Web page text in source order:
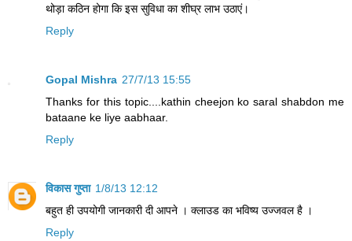
थोड़ा कठिन होगा कि इस सुविधा का शीघ्र लाभ उठाएं।
Reply
Gopal Mishra 27/7/13 15:55
Thanks for this topic....kathin cheejon ko saral shabdon me
bataane ke liye aabhaar.
Reply
विकास गुप्ता 1/8/13 12:12
बहुत ही उपयोगी जानकारी दी आपने । क्लाउड का भविष्य उज्जवल है ।
Reply